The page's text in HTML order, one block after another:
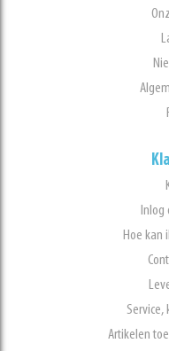
Inlog
Hoe kan
Artikelen